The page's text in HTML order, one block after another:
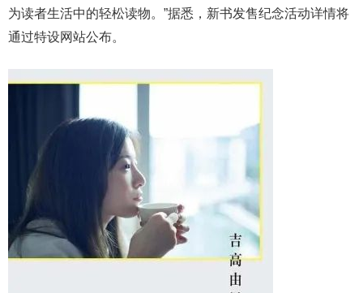
为读者生活中的轻松读物。”据悉，新书发售纪念活动详情将
通过特设网站公布。